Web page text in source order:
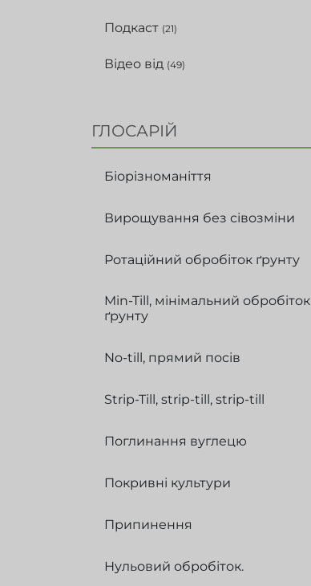
Подкаст (21)
Відео від (49)
ГЛОСАРІЙ
Біорізноманіття
Вирощування без сівозміни
Ротаційний обробіток ґрунту
Min-Till, мінімальний обробіток
ґрунту
No-till, прямий посів
Strip-Till, strip-till, strip-till
Поглинання вуглецю
Покривні культури
Припинення
Нульовий обробіток.